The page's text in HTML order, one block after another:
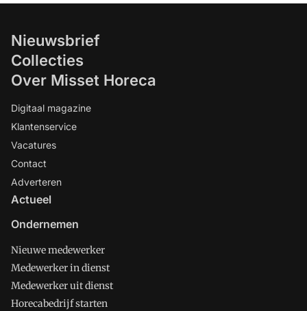
Nieuwsbrief
Collecties
Over Misset Horeca
Digitaal magazine
Klantenservice
Vacatures
Contact
Adverteren
Actueel
Ondernemen
Nieuwe medewerker
Medewerker in dienst
Medewerker uit dienst
Horecabedrijf starten